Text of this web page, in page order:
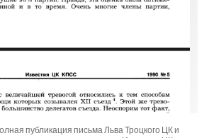
публикация письма Льва Троцкого ЦК и